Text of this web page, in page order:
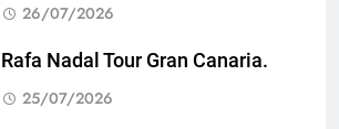
26/07/2026
Rafa Nadal Tour Gran Canaria.
25/07/2026